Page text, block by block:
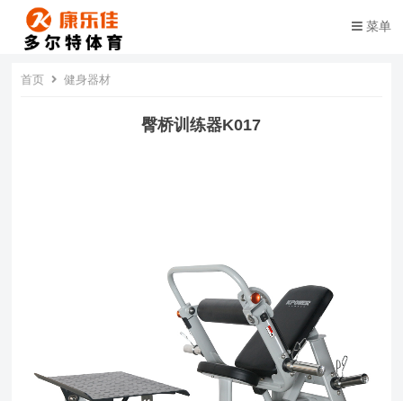
菜单
首页 健身器材
臀桥训练器K017